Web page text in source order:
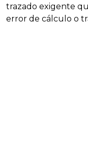
trazado exigente
error de cálculo o